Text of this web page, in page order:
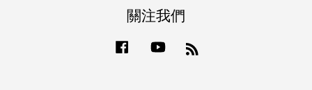
關注我們
Facebook YouTube